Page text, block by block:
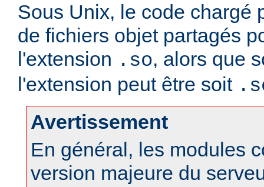
Sous Unix, le code chargé
de fichiers objet partagés
l'extension .so, alors que
l'extension peut être soit
Avertissement
En général, les modules
version majeure du